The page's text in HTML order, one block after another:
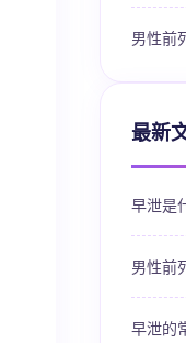
男性前
最新
早泄是
男性前
早泄的